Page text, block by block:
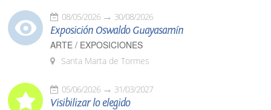
08/05/2026 30/08/2026
Exposición Oswaldo Guayasamín
ARTE / EXPOSICIONES
Santa Marta de Tormes
05/06/2026 31/03/2027
Visibilizar lo elegido